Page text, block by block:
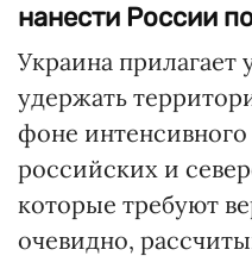
нанести России
Украина прилагает
удержать
фоне
российских и
которые требуют
очевидно,